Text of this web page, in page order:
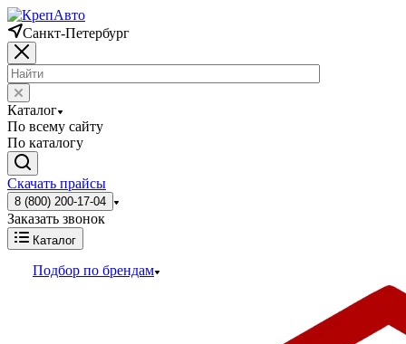
Санкт-Петербург
Каталог
По всему сайту
По каталогу
Скачать прайсы
8 (800) 200-17-04
Заказать звонок
Каталог
Подбор по брендам